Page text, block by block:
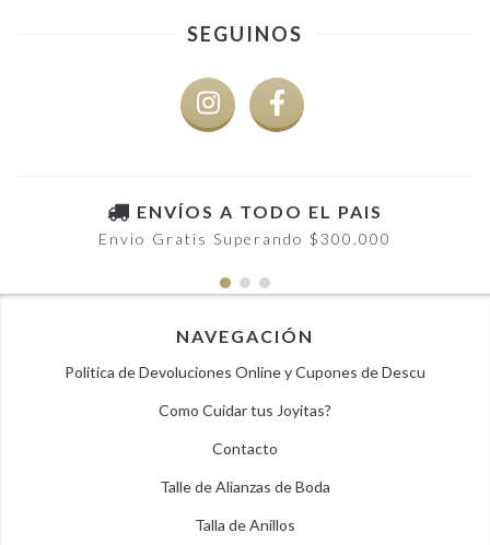
SEGUINOS
ENVÍOS A TODO EL PAIS
Envio Gratis Superando $300.000
NAVEGACIÓN
Politica de Devoluciones Online y Cupones de Descu
Como Cuidar tus Joyitas?
Contacto
Talle de Alianzas de Boda
Talla de Anillos